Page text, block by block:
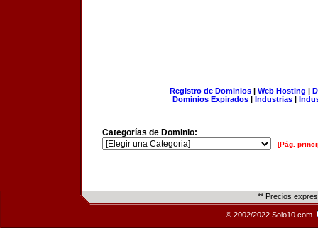
Registro de Dominios| Web Hosting |
Dominios Expirados | Industrias |
Categorías de Dominio:
[Pág.
** Precios
© 2002/2022 Solo10.com